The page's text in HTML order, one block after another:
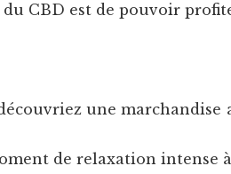
CBD est de pouvoir
une
de relaxation intense